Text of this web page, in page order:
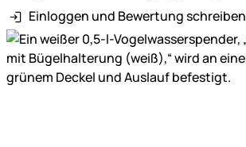
Einloggen und Bewertung schreiben
Produktgalerie